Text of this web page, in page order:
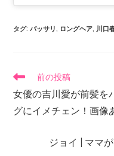
タグ:バッサリ, ロングヘア, 川口
前の投稿
女優の吉川愛が前髪を
グにイメチェン！画像
ジョイ | ママ